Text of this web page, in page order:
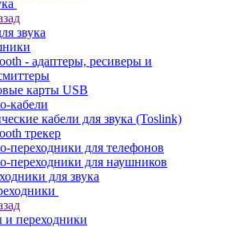
звука
- адаптеры, ресиверы и
карты USB
кабели
кабели для звука (Toslink)
трекер
переходники для телефонов
переходники для наушников
для звука
и переходники